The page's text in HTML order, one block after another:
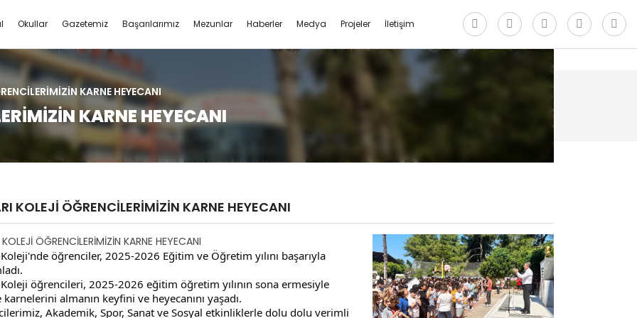
MENÜ
Okullar Gazetemiz Başarılarımız Mezunlar Haberler Medya Projeler İletişim
KARNE HEYECANI
KARNE HEYECANI
KOLEJİ ÖĞRENCİLERİMİZİN KARNE HEYECANI
ÖĞRENCİLERİMİZİN KARNE HEYECANI
Koleji'nde öğrenciler, 2025-2026 Eğitim ve Öğretim yılını başarıyla
Koleji öğrencileri, 2025-2026 eğitim öğretim yılının sona ermesiyle
almanın keyfini ve heyecanını yaşadı.
Akademik, Spor, Sanat ve Sosyal etkinliklerle dolu dolu verimli